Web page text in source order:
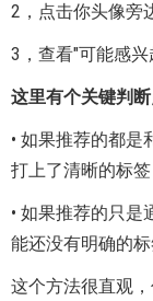
2，点击你头像旁
3，查看"可能感
这里有个关键判断
• 如果推荐的都
打上了清晰的标签
• 如果推荐的只
能还没有明确的
这个方法很直观